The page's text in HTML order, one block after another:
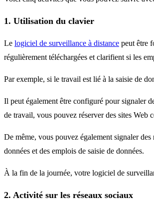
1. Utilisation du clavier
Le logiciel de surveillance à distance peut être
régulièrement téléchargées et clarifient si les
Par exemple, si le travail est lié à la saisie de
Il peut également être configuré pour signaler
de travail, vous pouvez réserver des sites Web
De même, vous pouvez également signaler
données et des emplois de saisie de données.
À la fin de la journée, votre logiciel de
2. Activité sur les réseaux sociaux